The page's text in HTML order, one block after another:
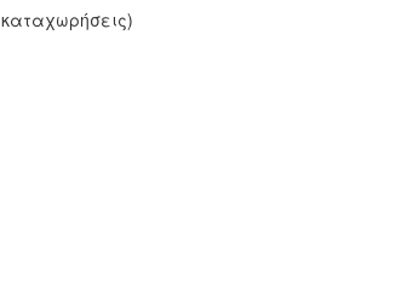
καταχωρήσεις)